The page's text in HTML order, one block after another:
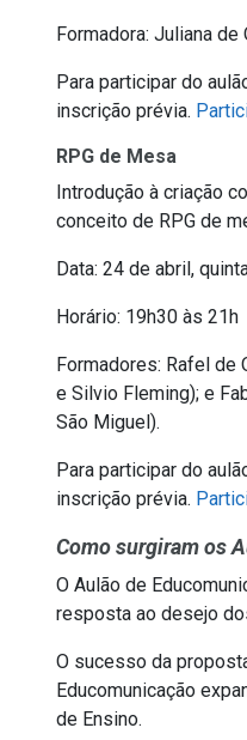
Formadora: Juliana
Para participar do
inscrição prévia.
RPG de Mesa
Introdução à criação
conceito de RPG de
Data: 24 de abril,
Horário: 19h30 às 21h
Formadores: Rafel de
e Silvio Fleming); e
São Miguel).
Para participar do
inscrição prévia.
Como surgiram os
O Aulão de
resposta ao desejo
O sucesso da
Educomunicação
de Ensino.